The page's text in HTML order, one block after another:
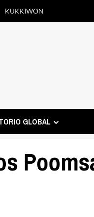
KUKKIWON
GLOBAL